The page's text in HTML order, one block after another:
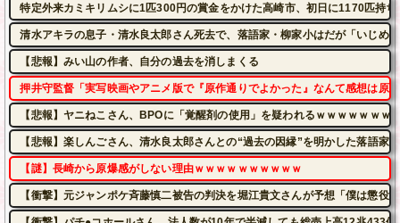
特定外来カミキリムシに1匹300円の賞金をかけた高崎市、初日に1170匹持ち
清水アキラの息子・清水良太郎さん死去で、落語家・柳家小はだが「いじめ
【悲報】みい山の作者、自分の過去を消しまくる
押井守監督「実写映画やアニメ版で『原作通りでよかった』なんて感想は原
【悲報】ヤニねこさん、BPOに「覚醒剤の使用」を疑われるｗｗｗｗｗｗｗ
【悲報】楽しんごさん、清水良太郎さんとの“過去の因縁”を明かした落語家
【謎】長崎から原爆感がしない理由ｗｗｗｗｗｗｗｗｗｗ
【衝撃】元ジャンポケ斉藤慎二被告の判決を堀江貴文さんが予想「僕は懲